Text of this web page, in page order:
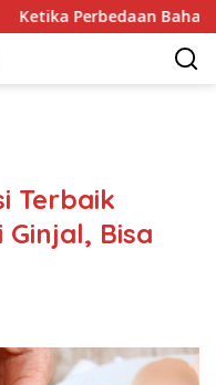
Bahasa
Terbaik
Ginjal, Bisa